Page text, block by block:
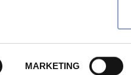
MARKETING
Privacy policy Cookie policy